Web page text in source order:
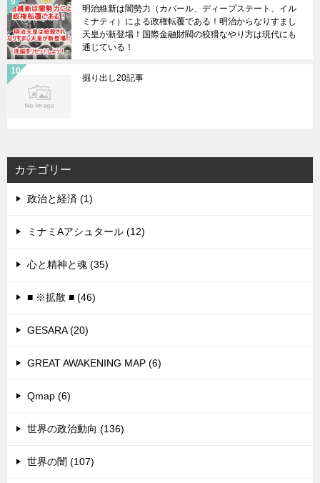
明治維新は闇勢力（カバール、ディープステート、イル
ミナティ）による政権転覆である！明治からなりすまし
天皇が新登場！国際金融財閥の狡猾なやり方は現代にも
通じている！
掘り出し20記事
カテゴリー
政治と経済 (1)
ミナミAアシュタール (12)
心と精神と魂 (35)
■ ※拡散 ■ (46)
GESARA (20)
GREAT AWAKENING MAP (6)
Qmap (6)
世界の政治動向 (136)
世界の闇 (107)